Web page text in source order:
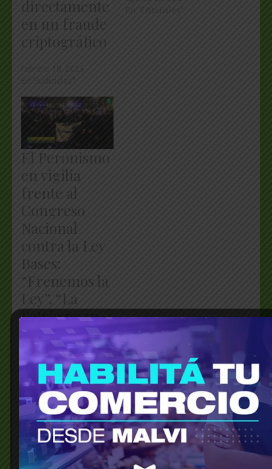
directamente
en un fraude
criptográfico
El Peronismo
en vigilia
frente al
Congreso
Nacional
contra la Ley
Bases:
“Frenemos la
Ley”, “La
Patria no se
Vende”
junio 11, 2024
En "Economía"
© Grupo Agencia del Plata
Congreso Nacional Deuda externa
Fuerza Patria Maniobra ilegal